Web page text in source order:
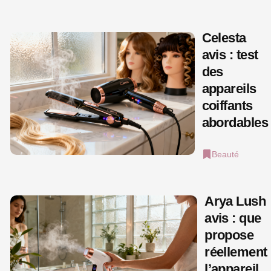
Celesta
avis : test
des
appareils
coiffants
abordables
Beauté
Arya Lush
avis : que
propose
réellement